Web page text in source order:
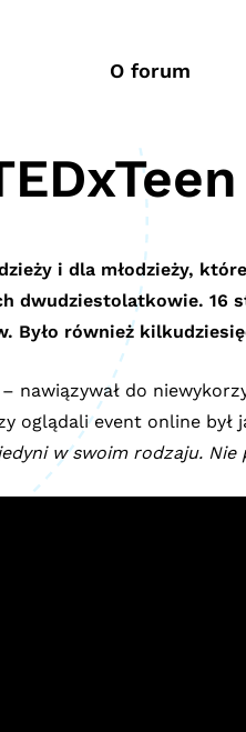
O forum
i dla młodzieży,
dwudziestolatkowie. 16
Było również
nawiązywał do
oglądali event online był
w swoim rodzaju. Nie